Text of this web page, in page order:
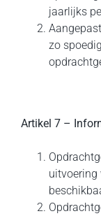
jaarlijks
zo
Artikel 7 –
uitvoering